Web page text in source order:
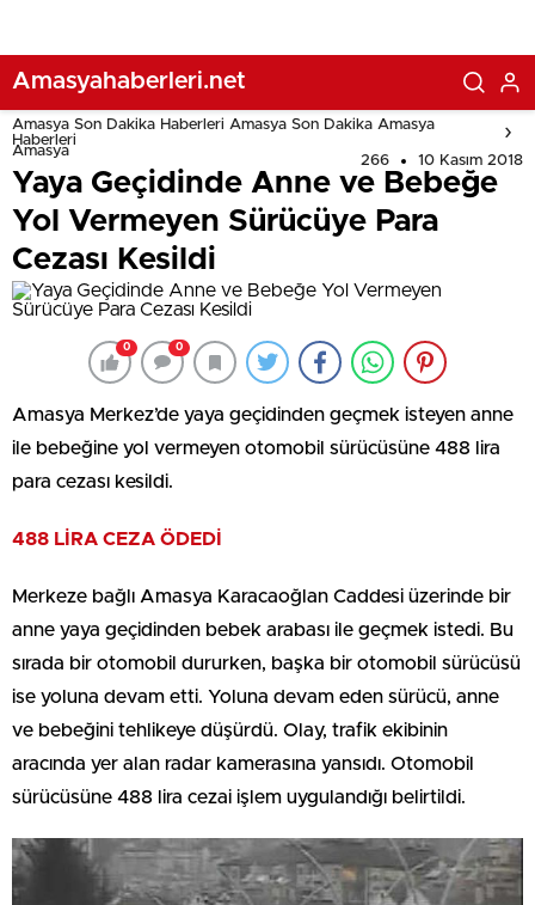
Amasyahaberleri.net
Amasya Son Dakika Haberleri Amasya Son Dakika Amasya
Haberleri
Amasya
266 10 Kasım 2018
Yaya Geçidinde Anne ve Bebeğe
Yol Vermeyen Sürücüye Para
Cezası Kesildi
0 0
Amasya Merkez’de yaya geçidinden geçmek isteyen anne
ile bebeğine yol vermeyen otomobil sürücüsüne 488 lira
para cezası kesildi.
488 LİRA CEZA ÖDEDİ
Merkeze bağlı Amasya Karacaoğlan Caddesi üzerinde bir
anne yaya geçidinden bebek arabası ile geçmek istedi. Bu
sırada bir otomobil dururken, başka bir otomobil sürücüsü
ise yoluna devam etti. Yoluna devam eden sürücü, anne
ve bebeğini tehlikeye düşürdü. Olay, trafik ekibinin
aracında yer alan radar kamerasına yansıdı. Otomobil
sürücüsüne 488 lira cezai işlem uygulandığı belirtildi.